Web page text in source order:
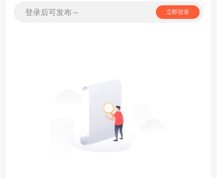
登录后可发布～ 立即登录